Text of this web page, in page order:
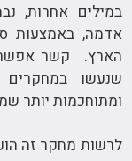
במילים אחרות,
אדמה, באמצעות
הארץ. קשר
שנעשו
ומתוחכמות יותר
לרשות מחקר זה